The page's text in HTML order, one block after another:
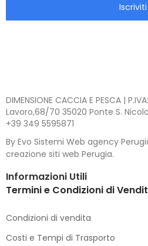
Iscriviti
DIMENSIONE CACCIA E PESCA |
Lavoro,68/70 35020 Ponte S.
+39 349 5595871
By Evo Sistemi Web agency
creazione siti web Perugia.
Informazioni Utili
Termini e Condizioni di
Condizioni di vendita
Costi e Tempi di Trasporto